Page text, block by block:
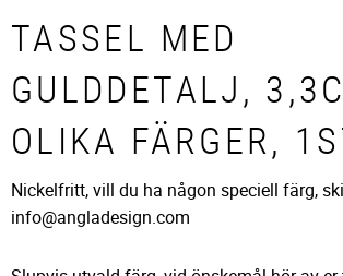
TASSEL MED
GULDDETALJ,
OLIKA FÄRGER,
Nickelfritt, vill du ha någon speciell färg,
info@angladesign.com